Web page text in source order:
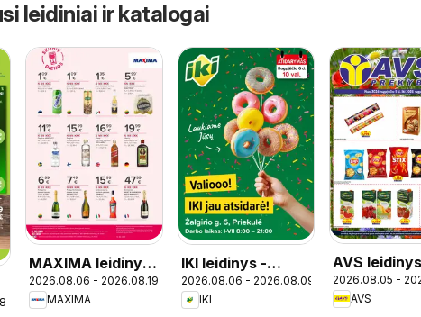
leidiniai ir katalogai
MAXIMA leidinys
- Skonių dienos
2026.08.06 - 2026.08.19
MAXIMA
IKI leidinys -
Specialūs
pasiūlymai IKI
2026.08.06 - 2026.08.09
IKI
AVS leidinys
2026.08.05 -
AVS